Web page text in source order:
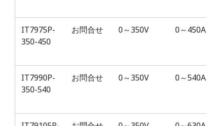
IT7975P-
350-450
お問合せ 0～350V 0～450A
IT7990P-
350-540
お問合せ 0～350V 0～540A